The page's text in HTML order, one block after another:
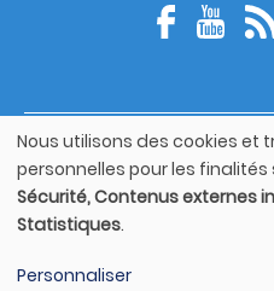
©
Footer
bottom
Utilisation
des
données
personnelles
et
Nous utilisons des cookies et
personnelles pour les finalités
Sécurité, Contenus externes
Statistiques.
Personnaliser